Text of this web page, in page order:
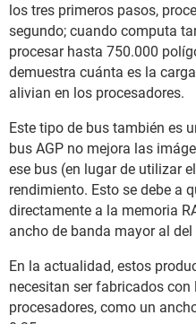
los tres primeros pasos,
segundo; cuando computa
procesar hasta 750.000
demuestra cuánta es la
alivian en los procesadores.
Este tipo de bus también es
bus AGP no mejora las
ese bus (en lugar de utilizar
rendimiento. Esto se debe a
directamente a la memoria
ancho de banda mayor al del
En la actualidad, estos
necesitan ser fabricados
procesadores, como un